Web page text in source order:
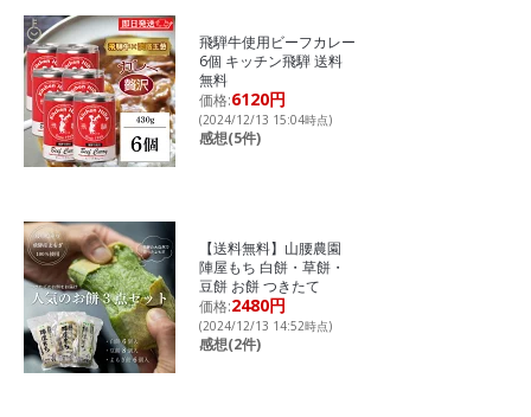
飛騨牛使用ビーフカレー
6個 キッチン飛騨 送料
無料
価格:6120円
(2024/12/13 15:04時点)
感想(5件)
【送料無料】山腰農園
陣屋もち 白餅・草餅・
豆餅 お餅 つきたて
価格:2480円
(2024/12/13 14:52時点)
感想(2件)